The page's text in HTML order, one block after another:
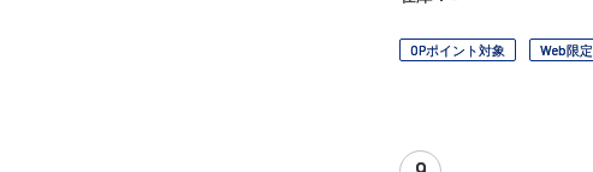
OPポイント対象 Web限定